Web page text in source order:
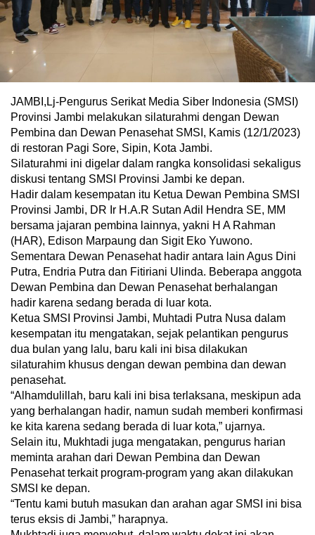
JAMBI,Lj-Pengurus Serikat Media Siber Indonesia (SMSI)
Provinsi Jambi melakukan silaturahmi dengan Dewan
Pembina dan Dewan Penasehat SMSI, Kamis (12/1/2023)
di restoran Pagi Sore, Sipin, Kota Jambi.
Silaturahmi ini digelar dalam rangka konsolidasi sekaligus
diskusi tentang SMSI Provinsi Jambi ke depan.
Hadir dalam kesempatan itu Ketua Dewan Pembina SMSI
Provinsi Jambi, DR Ir H.A.R Sutan Adil Hendra SE, MM
bersama jajaran pembina lainnya, yakni H A Rahman
(HAR), Edison Marpaung dan Sigit Eko Yuwono.
Sementara Dewan Penasehat hadir antara lain Agus Dini
Putra, Endria Putra dan Fitiriani Ulinda. Beberapa anggota
Dewan Pembina dan Dewan Penasehat berhalangan
hadir karena sedang berada di luar kota.
Ketua SMSI Provinsi Jambi, Muhtadi Putra Nusa dalam
kesempatan itu mengatakan, sejak pelantikan pengurus
dua bulan yang lalu, baru kali ini bisa dilakukan
silaturahim khusus dengan dewan pembina dan dewan
penasehat.
“Alhamdulillah, baru kali ini bisa terlaksana, meskipun ada
yang berhalangan hadir, namun sudah memberi konfirmasi
ke kita karena sedang berada di luar kota,” ujarnya.
Selain itu, Mukhtadi juga mengatakan, pengurus harian
meminta arahan dari Dewan Pembina dan Dewan
Penasehat terkait program-program yang akan dilakukan
SMSI ke depan.
“Tentu kami butuh masukan dan arahan agar SMSI ini bisa
terus eksis di Jambi,” harapnya.